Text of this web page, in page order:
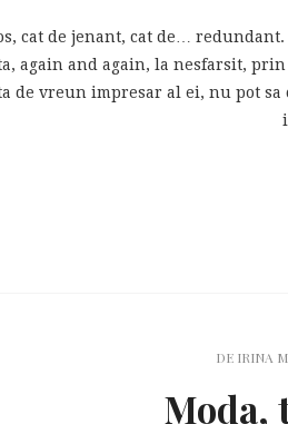
cat de jenant, cat de…
again and again, la nesfarsit,
de vreun impresar al ei, nu pot
DE IRINA
Moda,